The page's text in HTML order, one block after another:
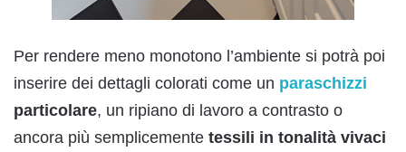
Per rendere meno monotono l’ambiente si potrà poi
inserire dei dettagli colorati come un paraschizzi
particolare, un ripiano di lavoro a contrasto o
ancora più semplicemente tessili in tonalità vivaci